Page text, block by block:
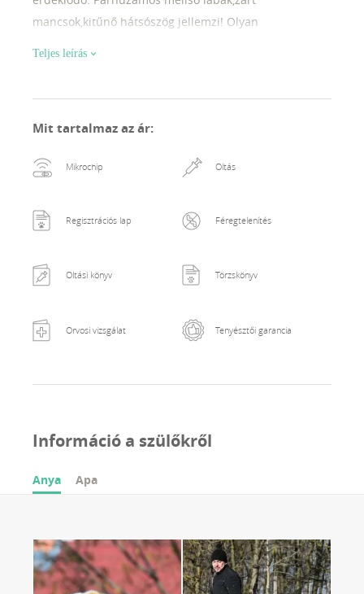
mancsok,kitűnő hátsószög jellemzi! Olyan
lehetséges🤍💚🤍💚🤍💚🤍💚🤍💚
Teljes leírás
Mit tartalmaz az ár:
Mikrochip Oltás
Regisztrációs lap Féregtelenítés
Oltási könyv Törzskönyv
Orvosi vizsgálat Tenyésztői garancia
Információ a szülőkről
Anya Apa